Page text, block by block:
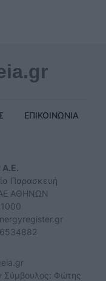
ΕΠΙΚΟΙΝΩΝΙΑ
Α.Ε.
Παρασκευή
ΑΘΗΝΩΝ
6534882
Σύμβουλος: Φώτης